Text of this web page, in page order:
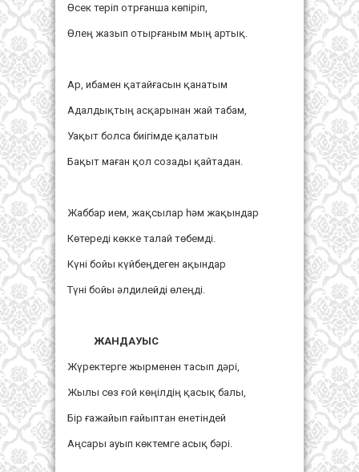
Өсек теріп отрғанша көпіріп,
Өлең жазып отырғаным мың артық.
Ар, ибамен қатайғасын қанатым
Адалдықтың асқарынан жай табам,
Уақыт болса биігімде қалатын
Бақыт маған қол созады қайтадан.
Жаббар ием, жақсылар һәм жақындар
Көтереді көкке талай төбемді.
Күні бойы күйбеңдеген ақындар
Түні бойы әлдилейді өлеңді.
ЖАНДАУЫС
Жүректерге жырменен тасып дәрі,
Жылы сөз ғой көңілдің қасық балы,
Бір ғажайып ғайыптан енетіндей
Аңсары ауып көктемге асық бәрі.